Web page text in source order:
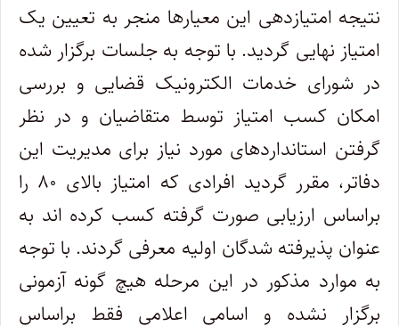
نتیجه امتیازدهی این معیارها منجر به تعیین یک
امتیاز نهایی گردید. با توجه به جلسات برگزار شده
در شورای خدمات الکترونیک قضایی و بررسی
امکان کسب امتیاز توسط متقاضیان و در نظر
گرفتن استانداردهای مورد نیاز برای مدیریت این
دفاتر، مقرر گردید افرادی که امتیاز بالای ۸۰ را
براساس ارزیابی صورت گرفته کسب کرده اند به
عنوان پذیرفته شدگان اولیه معرفی گردند. با توجه
به موارد مذکور در این مرحله هیچ گونه آزمونی
برگزار نشده و اسامی اعلامی فقط براساس